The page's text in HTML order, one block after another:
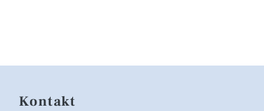
Kontakt